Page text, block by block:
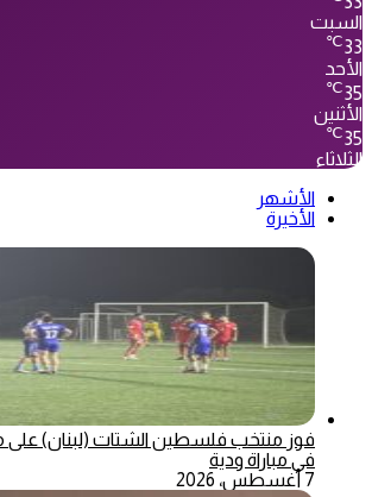
السبت
33
℃
الأحد
35
℃
الأثنين
35
℃
الثلاثاء
الأشهر
الأخيرة
فوز منتخب فلسطين الشتات (لبنان) على
في مباراة ودية
7 أغسطس، 2026